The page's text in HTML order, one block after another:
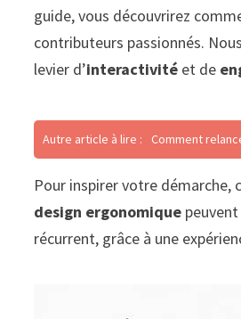
guide, vous découvrirez
contributeurs passionnés.
levier d’interactivité et de
Autre article à lire : Comment
Pour inspirer votre démarche,
design ergonomique
récurrent, grâce à une